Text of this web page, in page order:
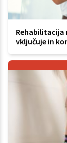
Rehabilitacija
vključuje in